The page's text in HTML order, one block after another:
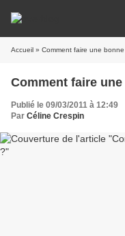
Accueil » Comment faire une
Comment faire
Publié le 09/03/2011 à 12:49
Par Céline Crespin